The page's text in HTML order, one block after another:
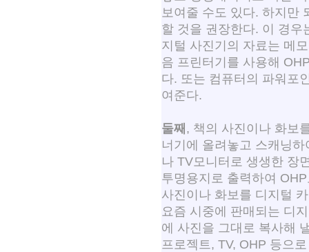
보여줄 수도 있다. 하지만
할 것을 권장한다. 이 경우
지털 사진기의 자료는 메
음 프린터기를 사용해
다. 또는 컴퓨터의 파워포
여준다.
둘째 , 책의 사진이나 화보
너기에 올려놓고 스캐닝
나 TV모니터로 생생한 장
투명용지로 출력하여
사진이나 화보를 디지털
요즘 시중에 판매되는 디
에 사진을 그대로 복사해
프로젝트, TV, OHP 등으